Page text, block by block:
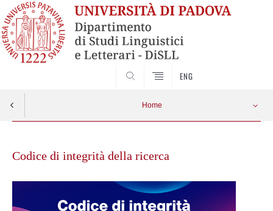
ENG
Home
contentCodice di integrità della ricerca